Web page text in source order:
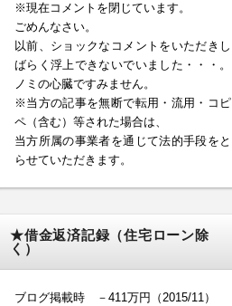
※現在コメントを閉じています。
ごめんなさい。
以前、ショックなコメントをいただきし
ばらく浮上できないでいました・・・。
ノミの心臓ですみません。
※当方の記事を無断で転用・流用・コピ
ペ（含む）等された場合は、
当方所属の事業者を通じて法的手段をと
らせていただきます。
★借金返済記録（住宅ローン除
く）
ブログ掲載時 －411万円（2015/11）